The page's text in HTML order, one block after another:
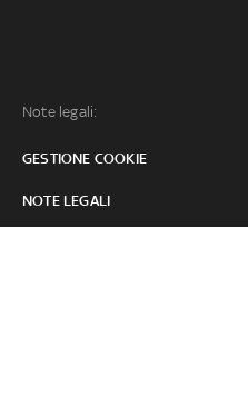
Note legali:
GESTIONE COOKIE
NOTE LEGALI